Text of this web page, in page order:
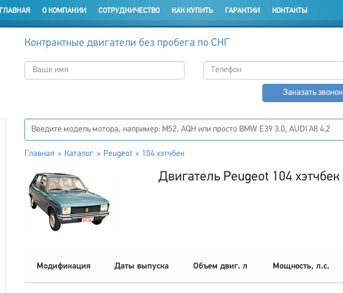
ГЛАВНАЯ О КОМПАНИИ СОТРУДНИЧЕСТВО КАК КУПИТЬ ГАРАНТИИ КОНТАКТЫ
Контрактные двигатели без пробега по СНГ
Заказать звонок
Главная Каталог Peugeot 104 хэтчбек
Двигатель Peugeot 104 хэтчбек
Модификация Даты выпуска Объем двиг. л Мощность, л.с.